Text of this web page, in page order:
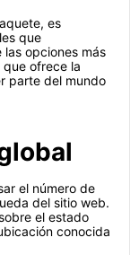
es
que
opciones más
ofrece la
parte del mundo
el número de
del sitio web.
el estado
conocida